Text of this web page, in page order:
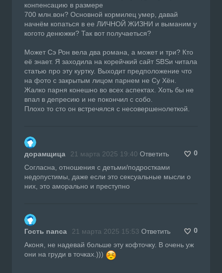
конпенсацию в размере
700 млн.вон? Основной кормилец умер, давай
начнём копаться в ее ЛИЧНОЙ ЖИЗНИ и выманим у
когото денюжки? Так вот получаеться?
Может Сэ Рон вела два романа, а может и три? Кто
её знает. Я заходила на корейчкий сайт SBSи читала
статью про эту куртку. Выходит предположение что
на фото с закрытым лицом парнем не Су Хён.
Жалко парня конешно во всех аспектах. Хоть бы не
впал в депресию и не покончил с собо.
Плохо то сто он встречялся с несовершенолеткой.
дорамщица 21 марта 2025 19:40 Ответить
0
Согласна, отношения с детьми/подростками
недопустимы, даже если это сексуальные мысли о
них, это аморально и преступно
Гость nanca 21 марта 2025 15:53 Ответить
0
Аконя, не надевай больше эту кофточку. В очень уж
они на груди в точках.)))